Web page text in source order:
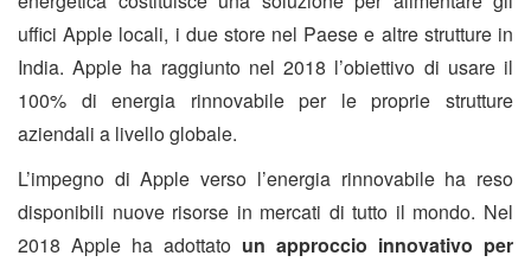
uffici Apple locali, i due store nel Paese e altre strutture in
India. Apple ha raggiunto nel 2018 l’obiettivo di usare il
100% di energia rinnovabile per le proprie strutture
aziendali a livello globale.
L’impegno di Apple verso l’energia rinnovabile ha reso
disponibili nuove risorse in mercati di tutto il mondo. Nel
2018 Apple ha adottato un approccio innovativo per